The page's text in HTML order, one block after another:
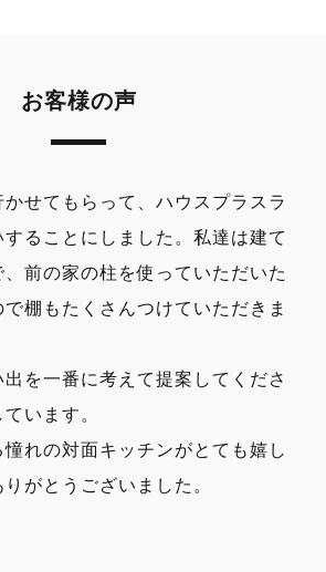
お客様の声
せてもらって、ハウスプラスラ
ることにしました。私達は建て
前の家の柱を使っていただいた
棚もたくさんつけていただきま
を一番に考えて提案してくださ
います。
れの対面キッチンがとても嬉し
がとうございました。